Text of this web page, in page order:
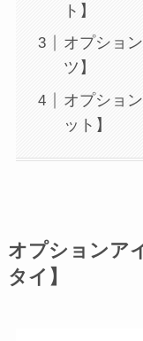
ト】
オプショ
ツ】
オプショ
ット】
オプションア
タイ】